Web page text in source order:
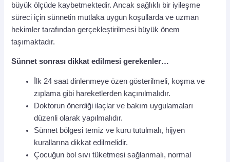
büyük ölçüde kaybetmektedir. Ancak sağlıklı bir iyileşme
süreci için sünnetin mutlaka uygun koşullarda ve uzman
hekimler tarafından gerçekleştirilmesi büyük önem
taşımaktadır.
Sünnet sonrası dikkat edilmesi gerekenler…
İlk 24 saat dinlenmeye özen gösterilmeli, koşma ve
zıplama gibi hareketlerden kaçınılmalıdır.
Doktorun önerdiği ilaçlar ve bakım uygulamaları
düzenli olarak yapılmalıdır.
Sünnet bölgesi temiz ve kuru tutulmalı, hijyen
kurallarına dikkat edilmelidir.
Çocuğun bol sıvı tüketmesi sağlanmalı, normal